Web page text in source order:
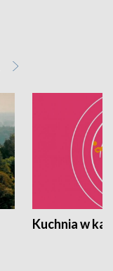
Kuchnia w